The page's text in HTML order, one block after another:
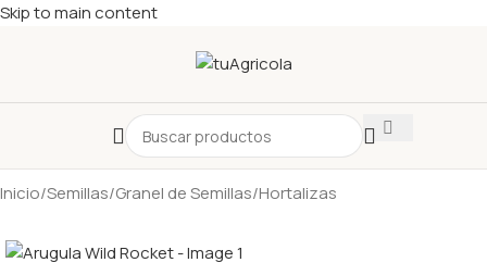
Skip to main content
Inicio/Semillas/Granel de Semillas/Hortalizas